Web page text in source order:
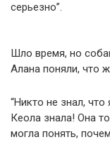
серьезно”.
Шло время, но
Алана поняли, что
“Никто не знал,
Кеола знала! Она
могла понять,